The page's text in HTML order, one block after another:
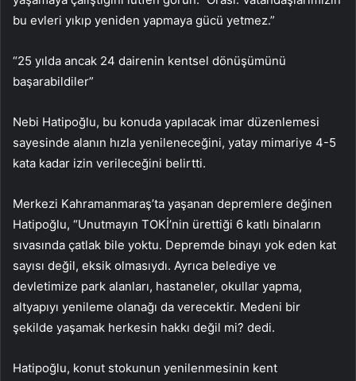
bu evleri yıkıp yeniden yapmaya gücü yetmez.”
“25 yılda ancak 24 dairenin kentsel dönüşümünü
başarabildiler”
Nebi Hatipoğlu, bu konuda yapılacak imar düzenlemesi
sayesinde alanın hızla yenileneceğini, yatay mimariye 4-5
kata kadar izin verileceğini belirtti.
Merkezi Kahramanmaraş’ta yaşanan depremlere değinen
Hatipoğlu, “Unutmayın TOKİ’nin ürettiği 6 katlı binaların
sıvasında çatlak bile yoktu. Depremde binayı yok eden kat
sayısı değil, eksik olmasıydı. Ayrıca belediye ve
devletimize park alanları, hastaneler, okullar yapma,
altyapıyı yenileme olanağı da verecektir. Medeni bir
şekilde yaşamak herkesin hakkı değil mi? dedi.
Hatipoğlu, konut stokunun yenilenmesinin kent